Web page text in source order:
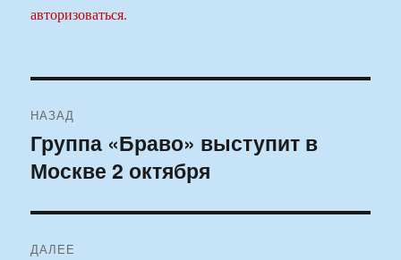
авторизоваться.
по
записям
НАЗАД
Предыдущая
запись:
Группа «Браво» выступит в
Москве 2 октября
ДАЛЕЕ